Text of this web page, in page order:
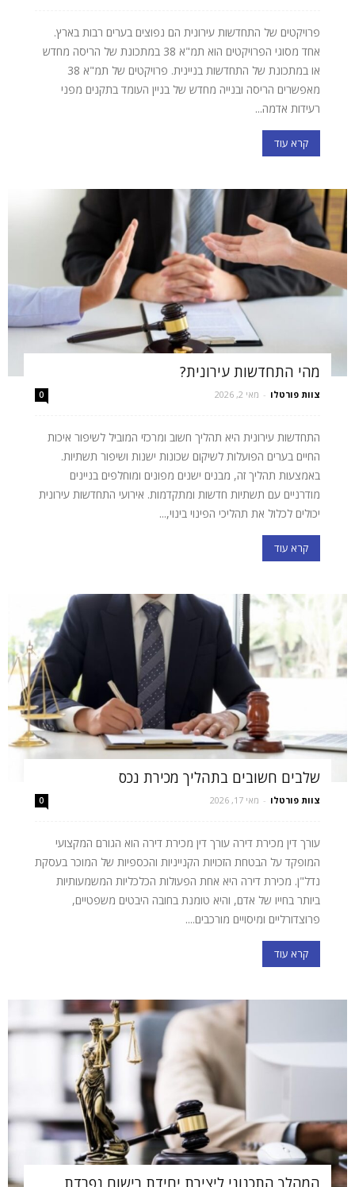
פרויקטים של התחדשות עירונית הם נפוצים בערים רבות בארץ.
אחד מסוגי הפרויקטים הוא תמ"א 38 במתכונת של הריסה מחדש
או במתכונת של התחדשות בניינית. פרויקטים של תמ"א 38
מאפשרים הריסה ובנייה מחדש של בניין העומד בתקנים מפני
רעידות אדמה...
קרא עוד
מהי התחדשות עירונית?
צוות פורטלו - מאי 2, 2026 0
התחדשות עירונית היא תהליך חשוב ומרכזי המוביל לשיפור איכות
החיים בערים הפועלות לשיקום שכונות ישנות ושיפור תשתיות.
באמצעות תהליך זה, מבנים ישנים מפונים ומוחלפים בניינים
מודרניים עם תשתיות חדשות ומתקדמות. אירועי התחדשות עירונית
יכולים לכלול את תהליכי הפינוי בינוי,...
קרא עוד
שלבים חשובים בתהליך מכירת נכס
צוות פורטלו - מאי 17, 2026 0
עורך דין מכירת דירה עורך דין מכירת דירה הוא הגורם המקצועי
המופקד על הבטחת הזכויות הקנייניות והכספיות של המוכר בעסקת
נדל"ן. מכירת דירה היא אחת הפעולות הכלכליות המשמעותיות
ביותר בחייו של אדם, והיא טומנת בחובה היבטים משפטיים,
פרוצדורליים ומיסויים מורכבים....
קרא עוד
המהלך התכנוני ליצירת יחידת רישום נפרדת